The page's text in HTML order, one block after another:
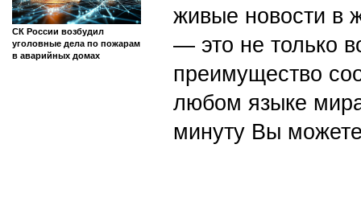
СК России возбудил
уголовные дела по пожарам
в аварийных домах
живые новости в
— это не только
преимущество
любом языке
минуту Вы